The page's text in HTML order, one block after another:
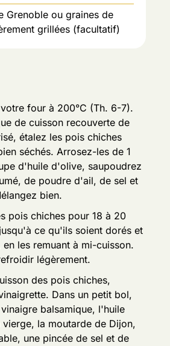
Grenoble ou graines de
grillées (facultatif)
four à 200°C (Th. 6-7).
de cuisson recouverte de
étalez les pois chiches
séchés. Arrosez-les de 1
d'huile d'olive, saupoudrez
de poudre d'ail, de sel et
bien.
pois chiches pour 18 à 20
ce qu'ils soient dorés et
les remuant à mi-cuisson.
légèrement.
des pois chiches,
Dans un petit bol,
balsamique, l'huile
la moutarde de Dijon,
une pincée de sel et de